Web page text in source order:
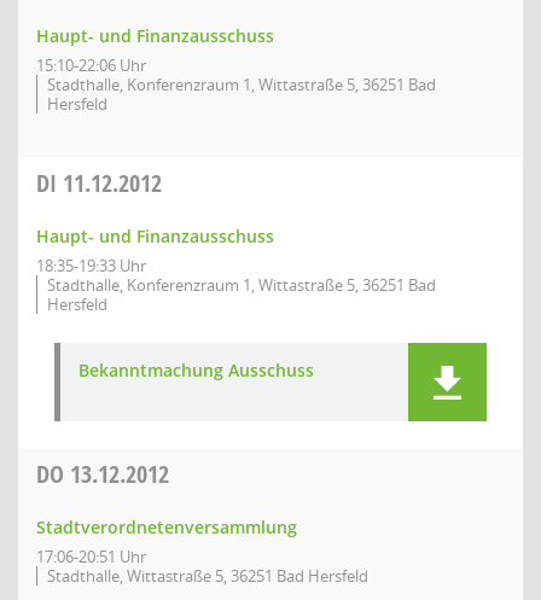
Haupt- und Finanzausschuss
15:10-22:06 Uhr
Stadthalle, Konferenzraum 1, Wittastraße 5, 36251 Bad
Hersfeld
DI 11.12.2012
Haupt- und Finanzausschuss
18:35-19:33 Uhr
Stadthalle, Konferenzraum 1, Wittastraße 5, 36251 Bad
Hersfeld
Bekanntmachung Ausschuss
DO 13.12.2012
Stadtverordnetenversammlung
17:06-20:51 Uhr
Stadthalle, Wittastraße 5, 36251 Bad Hersfeld